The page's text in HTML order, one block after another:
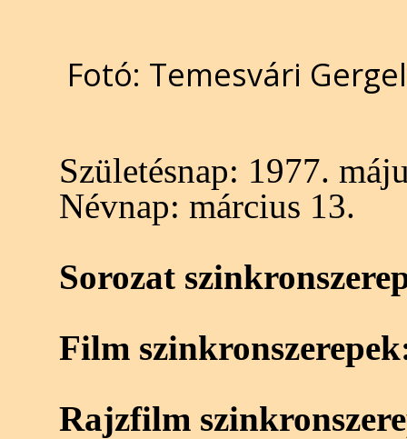
Fotó: Temesvári
Születésnap: 1977.
Névnap: március 13.
Sorozat
Film
Rajzfilm